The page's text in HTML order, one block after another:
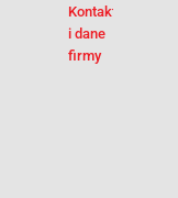
Kontakt
i dane
firmy